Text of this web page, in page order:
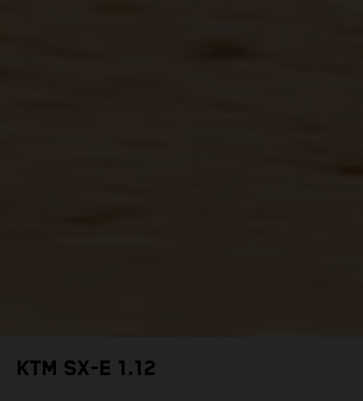
KTM SX-E 1.12